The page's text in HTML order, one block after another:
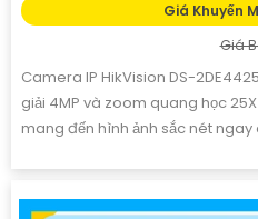
Giá Khuyến
Giá
Camera IP HikVision DS-
giải 4MP và zoom quang học
mang đến hình ảnh sắc nét ngay